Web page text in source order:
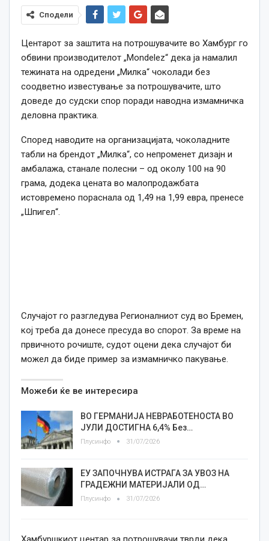
Сподели
Центарот за заштита на потрошувачите во Хамбург го
обвини производителот „Mondelez“ дека ја намалил
тежината на одредени „Милка“ чоколади без
соодветно известување за потрошувачите, што
доведе до судски спор поради наводна измамничка
деловна практика.
Според наводите на организацијата, чоколадните
табли на брендот „Милка“, со непроменет дизајн и
амбалажа, станале полесни – од околу 100 на 90
грама, додека цената во малопродажбата
истовремено пораснала од 1,49 на 1,99 евра, пренесе
„Шпигел“.
Случајот го разгледува Регионалниот суд во Бремен,
кој треба да донесе пресуда во спорот. За време на
првичното рочиште, судот оцени дека случајот би
можел да биде пример за измамничко пакување.
Можеби ќе ве интересира
ВО ГЕРМАНИЈА НЕВРАБОТЕНОСТА ВО
ЈУЛИ ДОСТИГНА 6,4% Без…
Плусинфо 31/07/2026
ЕУ ЗАПОЧНУВА ИСТРАГА ЗА УВОЗ НА
ГРАДЕЖНИ МАТЕРИЈАЛИ ОД…
Плусинфо 31/07/2026